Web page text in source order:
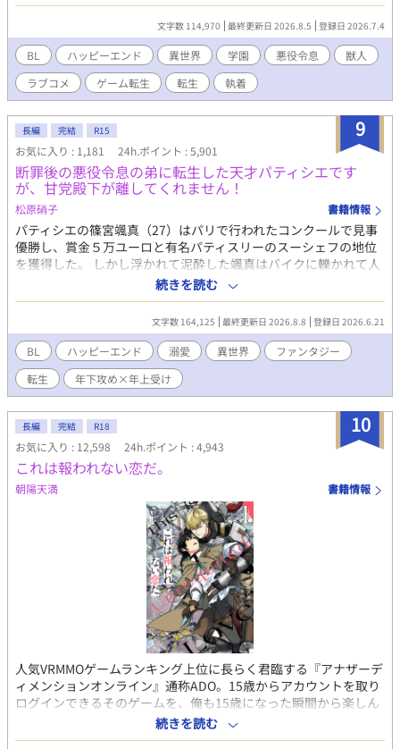
略し、自分のルートへ引き込むこと。 ……のはずだった。 なぜか
ゲームには存在しないはずのシャチの海獣人が現れ、主人公との
攻略ルートをことごとく邪魔してくる。 しかも、その執着の矛先
は――なぜか俺!? バトルあり、笑いあり、キュンあり！ 最強なの
に小心者なホホジロザメが、推しのシャチに振り回される学園ラ
ブコメBL！ 🚫無断転載・AI学習禁止 終盤に性的描写が入る予定で
すので、R18としています。 ※がつく話には性描写があります。
本作はfujossy小説大賞にエントリー中です。少しでも面白いと思
っていただけましたら、投票して応援してくだされば幸いです。
文字数 114,970 最終更新日 2026.8.5 登録日 2026.7.4
BL ハッピーエンド 異世界 学園 悪役令息
獣人
ラブコメ
ゲーム転生 転生 執着
9
長編 完結 R15
お気に入り : 1,181 24h.ポイント : 5,901
断罪後の悪役令息の弟に転生した天才パティシエです
が、甘党殿下が離してくれません！
松原硝子 書籍情報
パティシエの篠宮颯真（27）はパリで行われたコンクールで見事
優勝し、賞金５万ユーロと有名パティスリーのスーシェフの地位
を獲得した。 しかし浮かれて泥酔した颯真はバイクに轢かれて人
生を終える。 目覚めた颯真は友人が激推ししていたBLゲームの世
界に転生していた！ だが悪役令息の弟――エリオット・ペンブル
ックに転生してしまったうえに、前世の記憶を取りもどしたのは
兄・ヴィクターが断罪され、伯爵家がボロボロになった直後。 兄
は幽閉、一家も財産や領地の没収され、さらに王侯貴族の証とも
いえる魔力も失ってしまう。 残されたのは名ばかりの家名と王都
の屋敷だけ。 前世の記憶が戻ったエリオットは、家族を支えるた
めに身分を隠して王都のティーハウスでパティシエとして働き始
めた。 ある日、エリオットは店の前で倒れそうになっていたルー
クという少年を助ける。 11年後。エリオットはティーハウスのオ
ーナーに、王都で開催されるコンクールへの出場を勧められる。
優勝賞金は10万ベル。これだけあればしばらくは家族に楽をさせ
ることができると考えたエリオットは、賞金欲しさに出場を決意
する。 結果は見事優勝。 しかし翌日、王宮より使者がやってく
る。 呼び出し主は会ったこともないはずの第三王子で…！？ 最強
だけど執着溺愛が止まらない年下大型犬王子×恋愛に疎い天才パ
ティシエの王宮を舞台にしたサスペンス要素ありのラブコメで
続きを読む
文字数 164,125 最終更新日 2026.8.8 登録日 2026.6.21
BL ハッピーエンド 溺愛 異世界
ファンタジー
転生
年下攻め×年上受け
10
長編 完結 R18
お気に入り : 12,598 24h.ポイント : 4,943
これは報われない恋だ。
朝陽天満 書籍情報
人気VRMMOゲームランキング上位に長らく君臨する『アナザーデ
ィメンションオンライン』通称ADO。15歳からアカウントを取り
ログインできるそのゲームを、俺も15歳になった瞬間から楽しん
でいる。魔王が倒された世界で自由に遊ぼうをコンセプトにした
そのゲームで、俺は今日も素材を集めてNPCと無駄話をし、クエ
続きを読む